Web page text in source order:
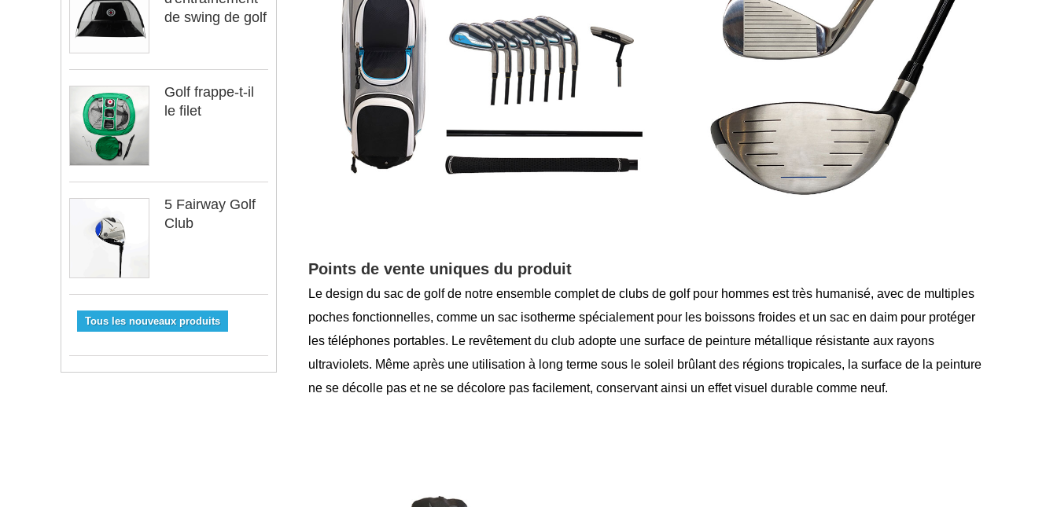
de swing de golf
Golf frappe-t-il
le filet
5 Fairway Golf
Club
Tous les nouveaux produits
Points de vente uniques du produit
Le design du sac de golf de notre ensemble complet de clubs de golf pour hommes est très humanisé, avec de multiples
poches fonctionnelles, comme un sac isotherme spécialement pour les boissons froides et un sac en daim pour protéger
les téléphones portables. Le revêtement du club adopte une surface de peinture métallique résistante aux rayons
ultraviolets. Même après une utilisation à long terme sous le soleil brûlant des régions tropicales, la surface de la peinture
ne se décolle pas et ne se décolore pas facilement, conservant ainsi un effet visuel durable comme neuf.